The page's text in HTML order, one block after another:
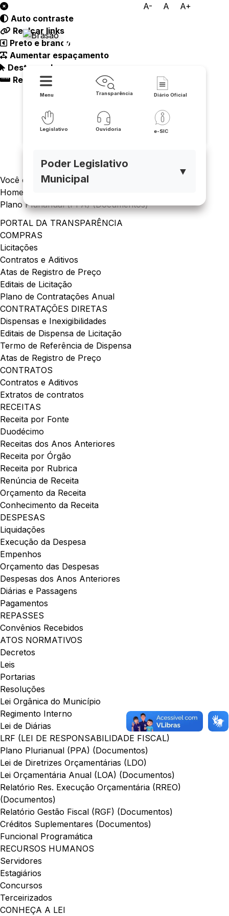
A- A A+
Câmara Municipal de
Malhada
Menu Transparência Diário Oficial
Legislativo Ouvidoria e-SIC
Poder Legislativo
Municipal
▼
Auto contraste
Realçar links
Preto e branco
Aumentar espaçamento
Destacando cursor
Regua guia
Você está navegando em:
Home
Plano Plurianual (PPA) (Documentos)
PORTAL DA TRANSPARÊNCIA
COMPRAS
Licitações
Contratos e Aditivos
Atas de Registro de Preço
Editais de Licitação
Plano de Contratações Anual
CONTRATAÇÕES DIRETAS
Dispensas e Inexigibilidades
Editais de Dispensa de Licitação
Termo de Referência de Dispensa
Atas de Registro de Preço
CONTRATOS
Contratos e Aditivos
Extratos de contratos
RECEITAS
Receita por Fonte
Duodécimo
Receitas dos Anos Anteriores
Receita por Órgão
Receita por Rubrica
Renúncia de Receita
Orçamento da Receita
Conhecimento da Receita
DESPESAS
Liquidações
Execução da Despesa
Empenhos
Orçamento das Despesas
Despesas dos Anos Anteriores
Diárias e Passagens
Pagamentos
REPASSES
Convênios Recebidos
ATOS NORMATIVOS
Decretos
Leis
Portarias
Resoluções
Lei Orgânica do Município
Regimento Interno
Lei de Diárias
LRF (LEI DE RESPONSABILIDADE FISCAL)
Plano Plurianual (PPA) (Documentos)
Lei de Diretrizes Orçamentárias (LDO)
Lei Orçamentária Anual (LOA) (Documentos)
Relatório Res. Execução Orçamentária (RREO)
(Documentos)
Relatório Gestão Fiscal (RGF) (Documentos)
Créditos Suplementares (Documentos)
Funcional Programática
RECURSOS HUMANOS
Servidores
Estagiários
Concursos
Terceirizados
CONHEÇA A LEI